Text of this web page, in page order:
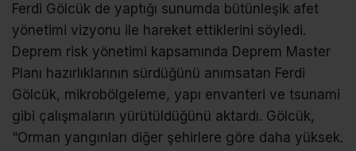
Ferdi Gölcük de yaptığı sunumda bütünleşik afet
yönetimi vizyonu ile hareket ettiklerini söyledi.
Deprem risk yönetimi kapsamında Deprem Master
Planı hazırlıklarının sürdüğünü anımsatan Ferdi
Gölcük, mikrobölgeleme, yapı envanteri ve tsunami
gibi çalışmaların yürütüldüğünü aktardı. Gölcük,
“Orman yangınları diğer şehirlere göre daha yüksek.